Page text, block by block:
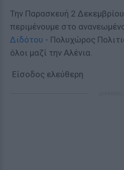
Την Παρασκευή 2
περιμένουμε στο
Διδότου - Πολυχώρος
όλοι μαζί την Αλένια.
Είσοδος ελεύθερη